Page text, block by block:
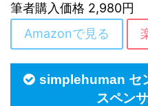
筆者購入価格 2,980円
Amazonで見る
simplehuman セ
スペン